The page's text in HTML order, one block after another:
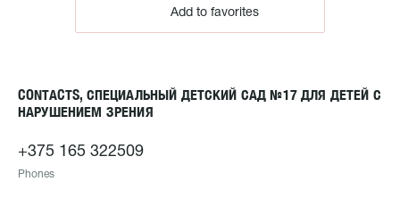
Add to favorites
CONTACTS, СПЕЦИАЛЬНЫЙ ДЕТСКИЙ САД №17 ДЛЯ ДЕТЕЙ С
НАРУШЕНИЕМ ЗРЕНИЯ
+375 165 322509
Phones